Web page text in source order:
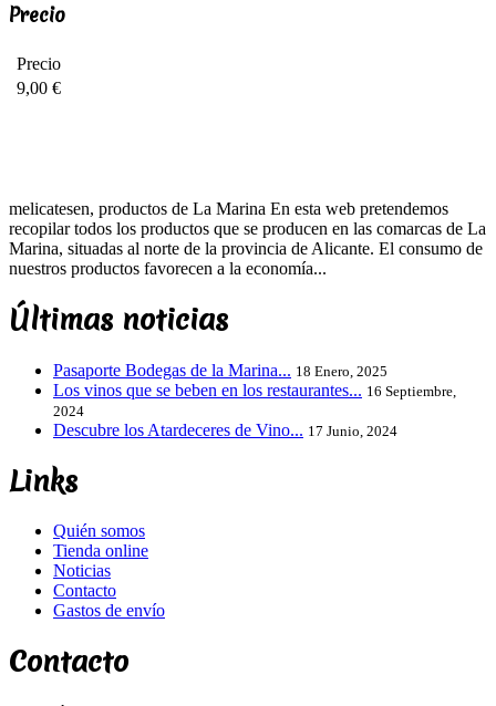
Precio
Precio
9,00 €
melicatesen, productos de La Marina En esta web pretendemos
recopilar todos los productos que se producen en las comarcas de La
Marina, situadas al norte de la provincia de Alicante. El consumo de
nuestros productos favorecen a la economía...
Últimas noticias
Pasaporte Bodegas de la Marina... 18 Enero, 2025
Los vinos que se beben en los restaurantes... 16 Septiembre,
2024
Descubre los Atardeceres de Vino... 17 Junio, 2024
Links
Quién somos
Tienda online
Noticias
Contacto
Gastos de envío
Contacto